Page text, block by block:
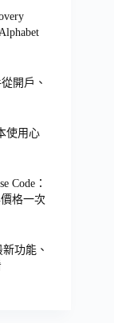
開戶、
使用心
Code：
格一次
功能、